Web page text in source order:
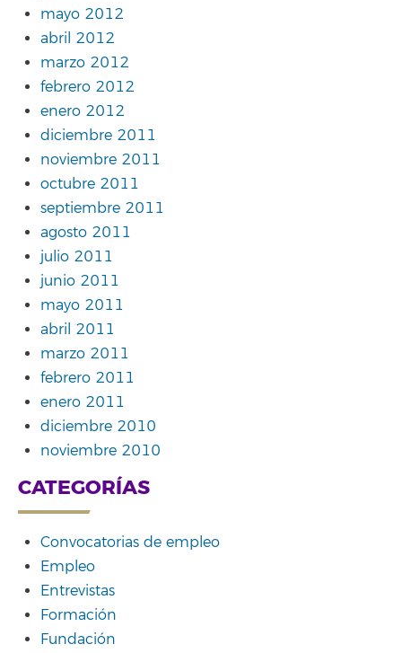
mayo 2012
abril 2012
marzo 2012
febrero 2012
enero 2012
diciembre 2011
noviembre 2011
octubre 2011
septiembre 2011
agosto 2011
julio 2011
junio 2011
mayo 2011
abril 2011
marzo 2011
febrero 2011
enero 2011
diciembre 2010
noviembre 2010
CATEGORÍAS
Convocatorias de empleo
Empleo
Entrevistas
Formación
Fundación